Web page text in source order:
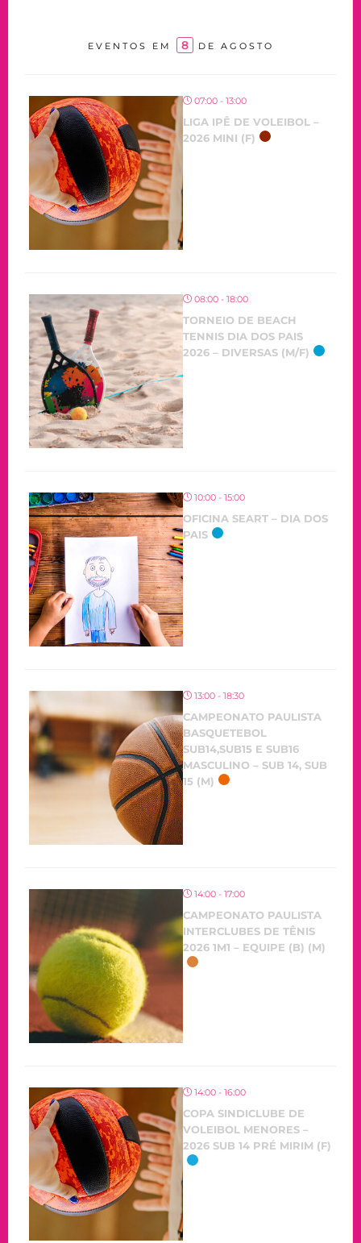
EVENTOS EM 8 DE AGOSTO
07:00 - 13:00
LIGA IPÊ DE VOLEIBOL –
2026 MINI (F)
08:00 - 18:00
TORNEIO DE BEACH
TENNIS DIA DOS PAIS
2026 – DIVERSAS (M/F)
10:00 - 15:00
OFICINA SEART – DIA DOS
PAIS
13:00 - 18:30
CAMPEONATO PAULISTA
BASQUETEBOL
SUB14,SUB15 E SUB16
MASCULINO – SUB 14, SUB
15 (M)
14:00 - 17:00
CAMPEONATO PAULISTA
INTERCLUBES DE TÊNIS
2026 1M1 – EQUIPE (B) (M)
14:00 - 16:00
COPA SINDICLUBE DE
VOLEIBOL MENORES –
2026 SUB 14 PRÉ MIRIM (F)